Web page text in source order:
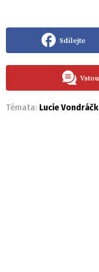
Sdílejte
Témata: Lucie